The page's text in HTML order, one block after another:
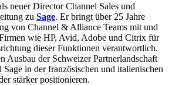
neuer Director Channel Sales und
zu Sage. Er bringt über 25 Jahre
von Channel & Alliance Teams mit und
wie HP, Avid, Adobe und Citrix für
dieser Funktionen verantwortlich.
Ausbau der Schweizer Partnerlandschaft
in der französischen und italienischen
stärker positionieren.